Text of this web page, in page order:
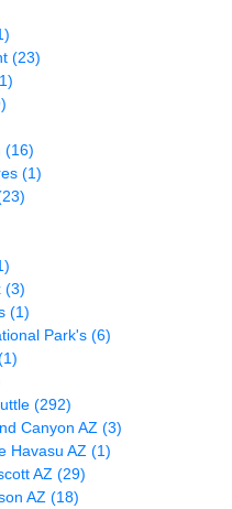
(23)
(16)
(1)
(3)
(1)
Park's (6)
(292)
Canyon AZ (3)
Havasu AZ (1)
AZ (29)
AZ (18)